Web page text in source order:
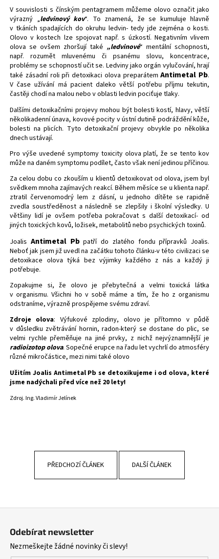
V souvislosti s čínským pentagramem můžeme olovo označit jako
výrazný „ledvinový kov“. To znamená, že se kumuluje hlavně
v tkáních spadajících do okruhu ledvin- tedy jde zejména o kosti.
Olovo v kostech lze spojovat např. s úzkostí. Negativním vlivem
olova se ovšem zhoršují také „ledvinové“ mentální schopnosti,
např. rozumět mluvenému či psanému slovu, koncentrace,
problémy se schopností učit se. Ledviny jako orgán vylučování, hrají
také zásadní roli při detoxikaci olova preparátemAntimetal Pb.
V čase užívání má pacient daleko větší potřebu příjmu tekutin,
častěji chodí na malou nebo v oblasti ledvin pociťuje tlaky.
Dalšími detoxikačními projevy mohou být bolesti kostí, hlavy, větší
několikadenní únava, kovové pocity v ústní dutině podráždění kůže,
bolesti na plicích. Tyto detoxikační projevy obvykle po několika
dnech ustávají.
Pro výše uvedené symptomy toxicity olova platí, že se tento kov
může na daném symptomu podílet, často však není jedinou příčinou.
Za celou dobu co zkouším u klientů detoxikovat od olova, jsem byl
svědkem mnoha zajímavých reakcí. Během měsíce se u klienta např.
ztratil červenomodrý lem z dásní, u jednoho dítěte se rapidně
zvedla soustředěnost a následně se zlepšily i školní výsledky. U
většiny lidí je ovšem potřeba pokračovat s další detoxikací- od
jiných toxických kovů, ložisek, metabolitů nebo psychických toxinů.
Joalis Antimetal Pb patří do zlatého fondu přípravků Joalis.
Neboť jak jsem již uvedl na začátku tohoto článku-v této civilizaci se
detoxikace olova týká bez výjimky každého z nás a každý ji
potřebuje.
Zopakujme si, že olovo je přebytečná a velmi toxická látka
v organismu. Všichni ho v sobě máme a tím, že ho z organismu
odstraníme, výrazně prospějeme svému zdraví.
Zdroje olova: Výfukové zplodiny, olovo je přítomno v půdě
v důsledku zvětrávání hornin, radon-který se dostane do plic, se
velmi rychle přeměňuje na jiné prvky, z nichž nejvýznamnější je
radioizotop olova. Sopečné erupce na řadu let vychrlí do atmosféry
různé mikročástice, mezi nimi také olovo
Užitím Joalis Antimetal Pbse detoxikujeme i od olova, které
jsme nadýchali před více než 20 lety!
Zdroj. Ing. Vladimír Jelínek
PŘEDCHOZÍ ČLÁNEK DALŠÍ ČLÁNEK
Odebírat newsletter
Nezmeškejte žádné novinky či slevy!